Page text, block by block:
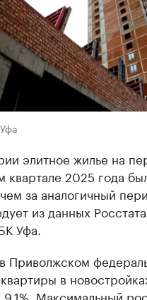
элитное жилье на
квартале 2025 года
за аналогичный
из данных
Уфа.
Приволжском
в
9,1%. Максимальный